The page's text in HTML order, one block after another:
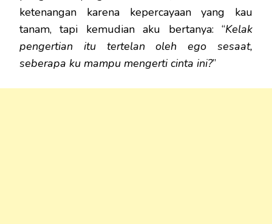
ketenangan karena kepercayaan yang kau
tanam, tapi kemudian aku bertanya: “Kelak
pengertian itu tertelan oleh ego sesaat,
seberapa ku mampu mengerti cinta ini?”